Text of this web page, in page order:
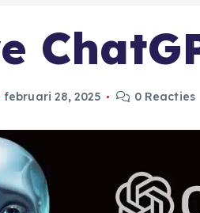
februari 28, 2025 0 Reacties